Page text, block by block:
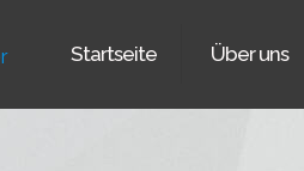
Startseite Über uns